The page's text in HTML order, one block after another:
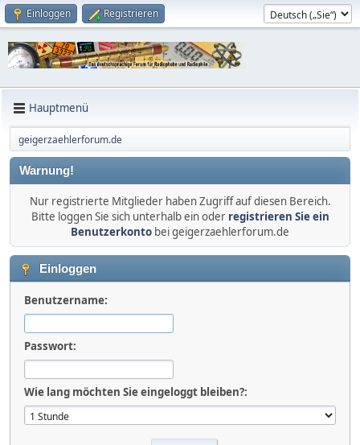
Einloggen Registrieren
Hauptmenü
geigerzaehlerforum.de
Warnung!
Nur registrierte Mitglieder haben Zugriff auf diesen Bereich.
Bitte loggen Sie sich unterhalb ein oder registrieren Sie ein
Benutzerkonto bei geigerzaehlerforum.de
Einloggen
Benutzername:
Passwort:
Wie lang möchten Sie eingeloggt bleiben?: